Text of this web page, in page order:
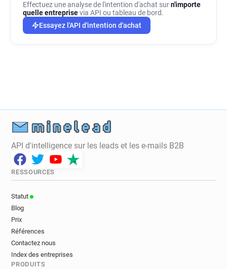
Effectuez une analyse de l'intention d'achat surn'importe
quelle entreprisevia API ou tableau de bord.
Essayez l'API d'intention d'achat
API d'intelligence sur les leads et les e-mails B2B
RESSOURCES
Statut
Blog
Prix
Références
Contactez nous
Index des entreprises
PRODUITS